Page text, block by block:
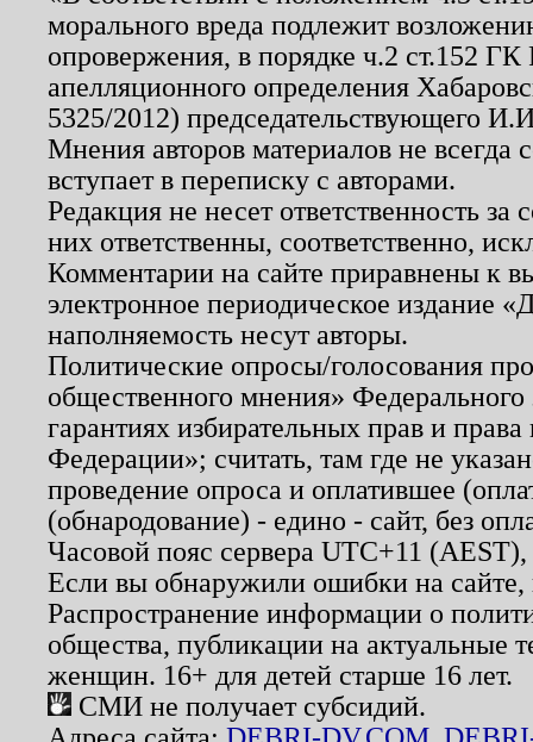
морального вреда подлежит
опровержения, в порядке ч.2 ст.152
апелляционного определения
5325/2012) председательствующего
Мнения авторов материалов не
вступает в переписку с авторами.
Редакция не несет ответственность
них ответственны, соответственно,
Комментарии на сайте приравнены к
электронное периодическое издание
наполняемость несут авторы.
Политические опросы/голосования
общественного мнения»
гарантиях избирательных прав и
Федерации»; считать, там где не
проведение опроса и оплатившее
(обнародование) - едино - сайт, без
Часовой пояс сервера UTC+11
Если вы обнаружили ошибки на
Распространение информации о
общества, публикации на актуальные
женщин. 16+ для детей старше 16 лет.
СМИ не получает субсидий.